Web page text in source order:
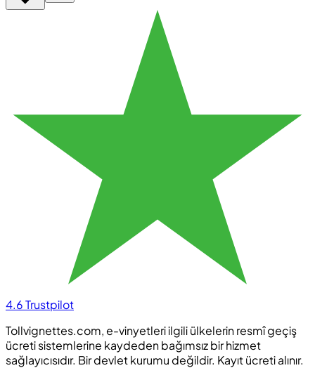
4.6Trustpilot
Tollvignettes.com, e-vinyetleri ilgili ülkelerin resmî geçiş
ücreti sistemlerine kaydeden bağımsız bir hizmet
sağlayıcısıdır. Bir devlet kurumu değildir. Kayıt ücreti alınır.